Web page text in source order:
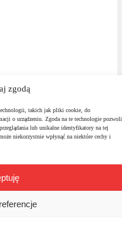
zgodą
takich jak pliki cookie, do
o urządzeniu. Zgoda na te technologie pozwoli
lub unikalne identyfikatory na tej
niekorzystnie wpłynąć na niektóre cechy i